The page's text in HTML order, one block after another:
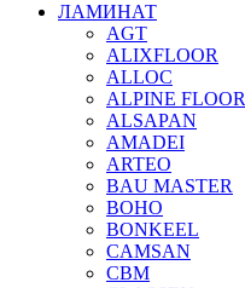
ЛАМИНАТ
AGT
ALIXFLOOR
ALLOC
ALPINE FLOOR
ALSAPAN
AMADEI
ARTEO
BAU MASTER
BOHO
BONKEEL
CAMSAN
CBM